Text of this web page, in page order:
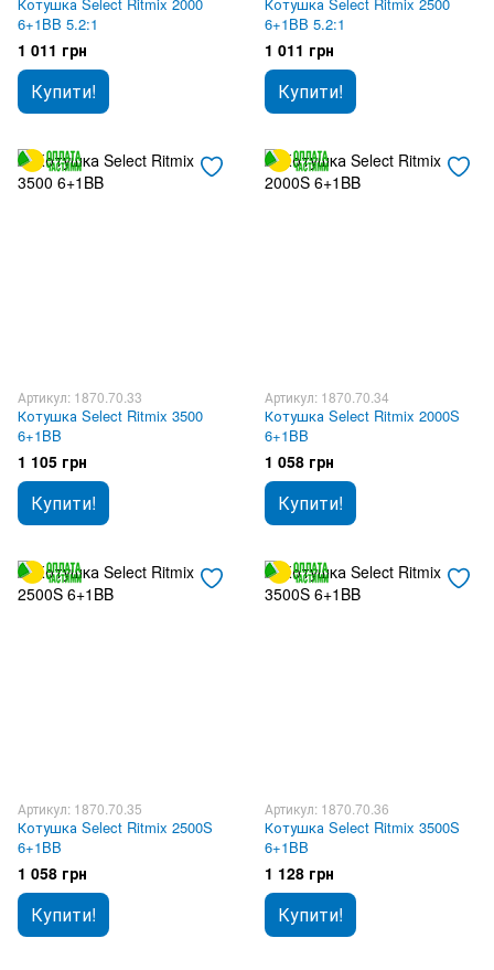
6+1BB 5.2:1
1 011 грн
Купити!
6+1BB 5.2:1
1 011 грн
Купити!
Артикул: 1870.70.33
Котушка Select Ritmix 3500
6+1BB
1 105 грн
Купити!
Артикул: 1870.70.34
Котушка Select Ritmix 2000S
6+1BB
1 058 грн
Купити!
Артикул: 1870.70.35
Котушка Select Ritmix 2500S
6+1BB
1 058 грн
Купити!
Артикул: 1870.70.36
Котушка Select Ritmix 3500S
6+1BB
1 128 грн
Купити!